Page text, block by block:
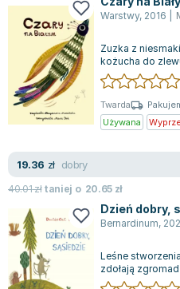
Joseph Murphy
Jan Sztaudynger
Aleksander Puszkin
Oscar Wilde
Małgorzata Ohme
Maddie Ziegler
Maria Seweryn
Janina Zającówna
Eric Helms
Anna Prus (oprac.)
Nela Mała Reporterka
Agnieszka Maciąg
Warstwy, 2016
Zuzka z
kożucha do
scena, jednak
Twarda
Używana
19.36 zł dobry
40.01złtaniej o 20.65 zł
Dzień dobry,
Bernardinum,
Leśne
zdołają
by upiec